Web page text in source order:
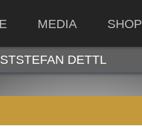
MEDIA SHOP
STEFAN DETTL